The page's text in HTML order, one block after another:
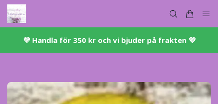
💜 ​Handla för 350 kr och vi bjuder på frakten 💜​